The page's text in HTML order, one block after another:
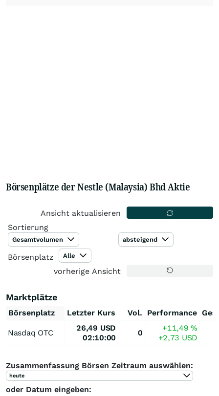
Börsenplätze der Nestle (Malaysia) Bhd Aktie
Ansicht aktualisieren
Sortierung
Gesamtvolumen absteigend
Börsenplatz Alle
vorherige Ansicht
Marktplätze
Börsenplatz Letzter Kurs Vol. Performance
Nasdaq OTC
26,49 USD
02:10:00
0
+11,49%
+2,73 USD
Zusammenfassung Börsen Zeitraum auswählen:
heute
oder Datum eingeben: